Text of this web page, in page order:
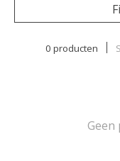
0 producten
Geen